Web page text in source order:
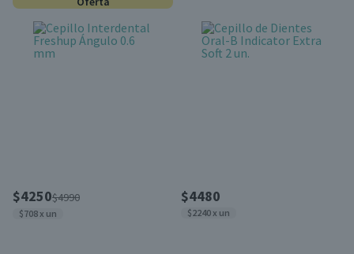
$4250$4990
$708 x un
$4480
$2240 x un